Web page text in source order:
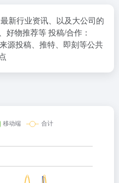
新行业资讯、以及大公司的
好物推荐等 投稿/合作：
源投稿、推特、即刻等公共